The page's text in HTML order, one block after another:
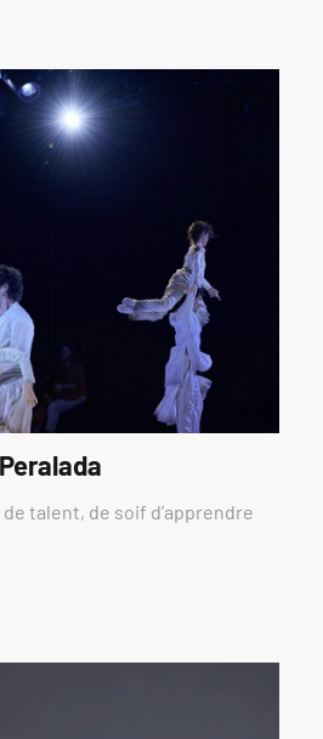
talent, de soif d’apprendre